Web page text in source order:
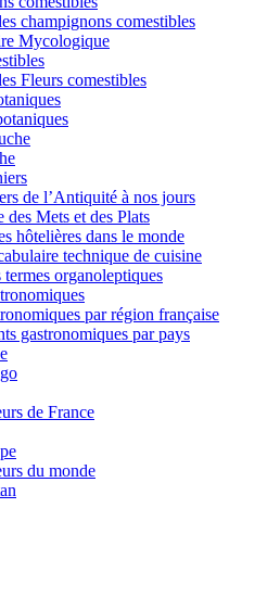
champignons comestibles
Mycologique
Fleurs comestibles
de l’Antiquité à nos jours
des Mets et des Plats
hôtelières dans le monde
technique de cuisine
organoleptiques
par région française
gastronomiques par pays
de France
du monde